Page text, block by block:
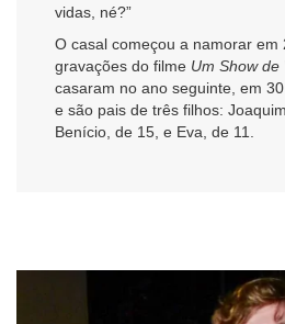
vidas, né?”
O casal começou a namorar em
gravações do filme Um Show de
casaram no ano seguinte, em
e são pais de três filhos:
Benício, de 15, e Eva, de 11.